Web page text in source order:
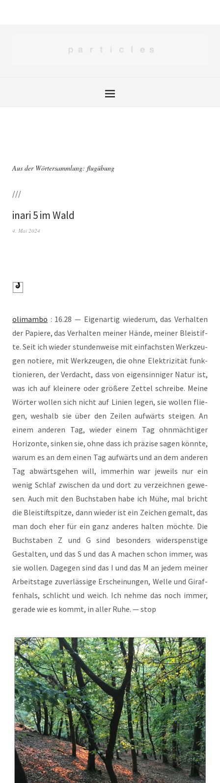
Aus der Wörtersammlung: flugübung
///
inari 5 im Wald
4. Mai 2024
oli­mam­bo : 16.28 — Eigen­ar­tig wie­der­um, das Ver­hal­ten
der Papie­re, das Ver­hal­ten mei­ner Hän­de, mei­ner Blei­stif­
te. Seit ich wie­der stun­den­wei­se mit ein­fachs­ten Werk­zeu­
gen notie­re, mit Werk­zeu­gen, die ohne Elek­tri­zi­tät funk­
tio­nie­ren, der Ver­dacht, dass von eigen­sin­ni­ger Natur ist,
was ich auf klei­ne­re oder grö­ße­re Zet­tel schrei­be. Mei­ne
Wör­ter wol­len sich nicht auf Lini­en legen, sie wol­len flie­
gen, wes­halb sie über den Zei­len auf­wärts stei­gen. An
einem ande­ren Tag, wie­der einem Tag ohn­mäch­ti­ger
Hori­zon­te, sin­ken sie, ohne dass ich prä­zi­se sagen könn­te,
war­um es an dem einen Tag auf­wärts und an dem ande­ren
Tag abwärts­ge­hen will, immer­hin war jeweils nur ein
wenig Schlaf zwi­schen da und dort zu ver­zeich­nen gewe­
sen. Auch mit den Buch­sta­ben habe ich Mühe, mal bricht
die Blei­stift­spit­ze, dann wie­der ist ein Zei­chen gemalt, das
man doch eher für ein ganz ande­res hal­ten möch­te. Die
Buch­sta­ben Z und G sind beson­ders wider­spens­ti­ge
Gestal­ten, und das S und das A machen schon immer, was
sie wol­len. Dage­gen sind das I und das M an jedem mei­ner
Arbeits­ta­ge zuver­läs­si­ge Erschei­nun­gen, Wel­le und Giraf­
fen­hals, schlicht und weich. Ich neh­me das noch immer,
gera­de wie es kommt, in aller Ruhe. — stop